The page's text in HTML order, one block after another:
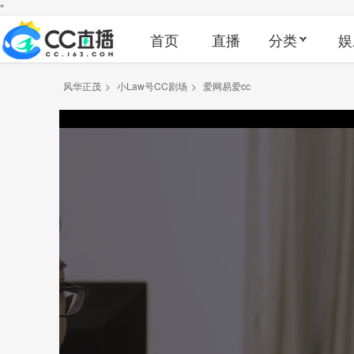
"
首页 直播 分类
风华正茂 > 小Law号CC剧场 > 爱网易爱cc